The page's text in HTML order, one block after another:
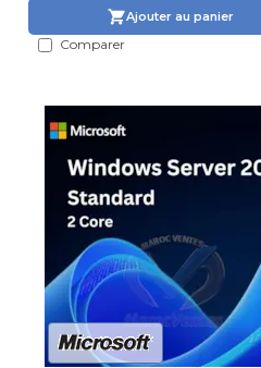
Ajouter au panier
Comparer